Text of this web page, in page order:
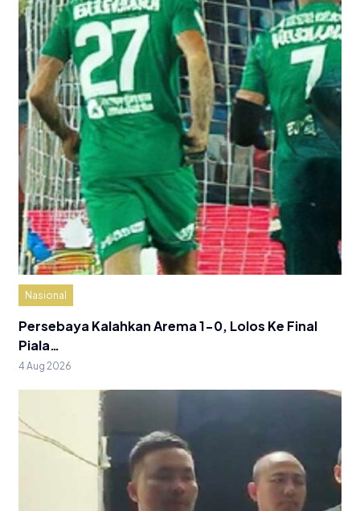
Nasional
Persebaya Kalahkan Arema 1-0, Lolos Ke Final
Piala…
4 Aug 2026